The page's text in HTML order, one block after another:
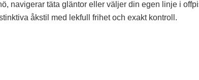
navigerar täta gläntor eller väljer din egen linje i
åkstil med lekfull frihet och exakt kontroll.